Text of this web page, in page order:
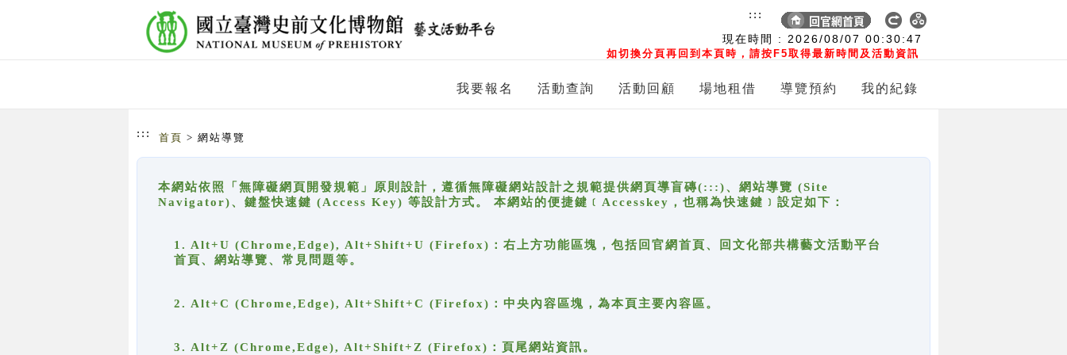
現在時間 : 2026/08/07 00:30:47
如切換分頁再回到本頁時，請按F5取得最新時間及活動資訊
:::
我要報名 活動查詢 活動回顧 場地租借 導覽預約 我的紀錄
::: 首頁 > 網站導覽
本網站依照「無障礙網頁開發規範」原則設計，遵循無障礙網站設計之規範提供網頁導盲磚(:::)、網站導覽 (Site
Navigator)、鍵盤快速鍵 (Access Key) 等設計方式。 本網站的便捷鍵﹝Accesskey，也稱為快速鍵﹞設定如下：
1. Alt+U (Chrome,Edge), Alt+Shift+U (Firefox)：右上方功能區塊，包括回官網首頁、回文化部共構藝文活動平台
首頁、網站導覽、常見問題等。
2. Alt+C (Chrome,Edge), Alt+Shift+C (Firefox)：中央內容區塊，為本頁主要內容區。
3. Alt+Z (Chrome,Edge), Alt+Shift+Z (Firefox)：頁尾網站資訊。